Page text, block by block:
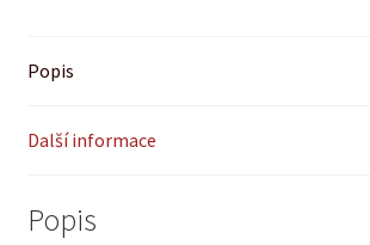
Popis
Další informace
Popis